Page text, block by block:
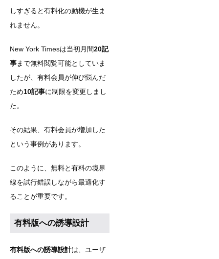
しすぎると有料化の動機が生ま
れません。
New York Timesは当初月間20記
事まで無料閲覧可能としていま
したが、有料会員が伸び悩んだ
ため10記事に制限を変更しまし
た。
その結果、有料会員が増加した
という事例があります。
このように、無料と有料の境界
線を試行錯誤しながら最適化す
ることが重要です。
有料版への誘導設計
有料版への誘導設計は、ユーザ